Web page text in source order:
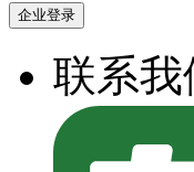
企业登录
联系我